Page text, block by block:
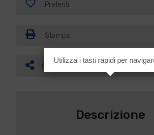
Preferiti
Stampa
Condividi
Descrizione
Utilizza i tasti rapidi per